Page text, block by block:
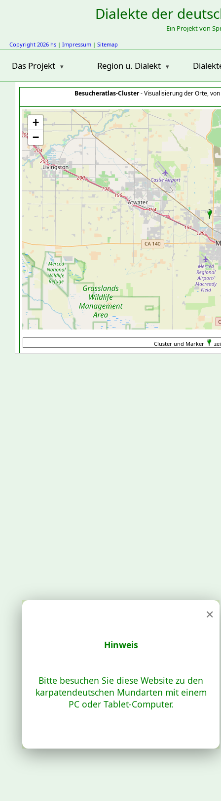
Dialekte der
Ein Projekt von
Copyright 2026 hs | Impressum | Sitemap
Das Projekt Region u. Dialekt
Besucheratlas-Cluster- Visualisierung der Orte,
+
−
Cluster und Marker
×
Hinweis
Bitte besuchen Sie diese Website zu den
karpatendeutschen Mundarten mit einem
PC oder Tablet-Computer.